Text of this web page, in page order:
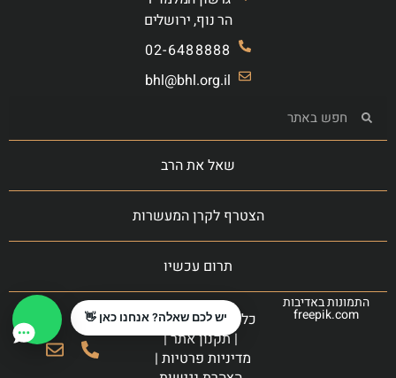
הר נוף, ירושלים
02-6488888
bhl@bhl.org.il
שאל את הרב
הצטרף לקרן המעשרות
תרום עכשיו
התמונות באדיבות
freepik.com
כל הזכויות שמורות
|תקנון אתר|
מדיניות פרטיות |
יש לכם שאלה? אנחנו כאן 👋